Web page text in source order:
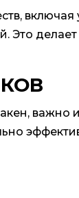
Это
важно